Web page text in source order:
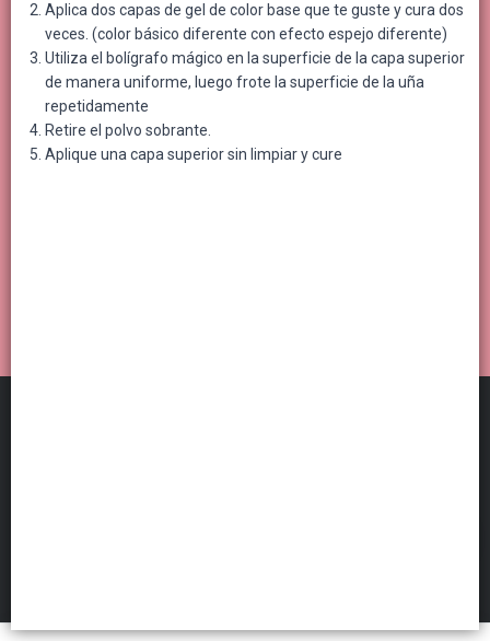
Aplica dos capas de gel de color base que te guste y cura dos
veces. (color básico diferente con efecto espejo diferente)
Utiliza el bolígrafo mágico en la superficie de la capa superior
de manera uniforme, luego frote la superficie de la uña
repetidamente
Retire el polvo sobrante.
Aplique una capa superior sin limpiar y cure
Lista vacía